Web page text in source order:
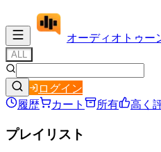
オーディオ トゥー
ALL
ログイン
履歴
カート 所有 高く
プレイリスト